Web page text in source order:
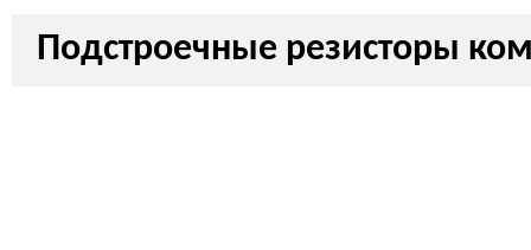
Подстроечные резисторы